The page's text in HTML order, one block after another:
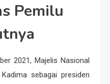
Pemilu
2021, Majelis Nasional
sebagai presiden